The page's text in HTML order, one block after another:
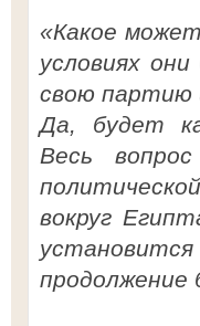
«Какое
условиях
свою партию
Да, будет
Весь
вокруг
продолжение